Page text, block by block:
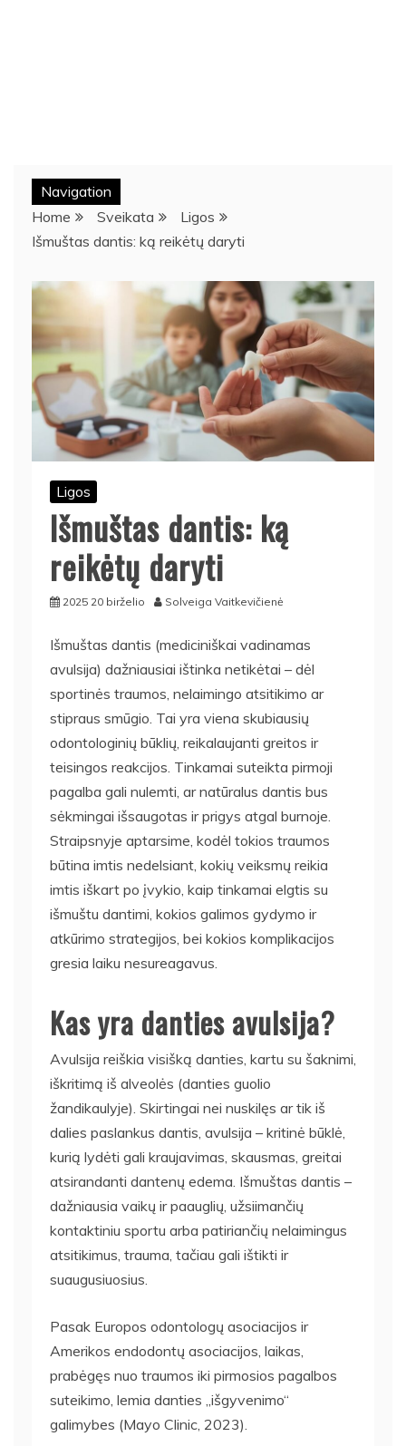
Navigation
Home
Sveikata
Ligos
Išmuštas dantis: ką reikėtų daryti
Ligos
Išmuštas dantis: ką
reikėtų daryti
2025 20 birželio Solveiga Vaitkevičienė
Išmuštas dantis (mediciniškai vadinamas
avulsija) dažniausiai ištinka netikėtai – dėl
sportinės traumos, nelaimingo atsitikimo ar
stipraus smūgio. Tai yra viena skubiausių
odontologinių būklių, reikalaujanti greitos ir
teisingos reakcijos. Tinkamai suteikta pirmoji
pagalba gali nulemti, ar natūralus dantis bus
sėkmingai išsaugotas ir prigys atgal burnoje.
Straipsnyje aptarsime, kodėl tokios traumos
būtina imtis nedelsiant, kokių veiksmų reikia
imtis iškart po įvykio, kaip tinkamai elgtis su
išmuštu dantimi, kokios galimos gydymo ir
atkūrimo strategijos, bei kokios komplikacijos
gresia laiku nesureagavus.
Kas yra danties avulsija?
Avulsija reiškia visišką danties, kartu su šaknimi,
iškritimą iš alveolės (danties guolio
žandikaulyje). Skirtingai nei nuskilęs ar tik iš
dalies paslankus dantis, avulsija – kritinė būklė,
kurią lydėti gali kraujavimas, skausmas, greitai
atsirandanti dantenų edema. Išmuštas dantis –
dažniausia vaikų ir paauglių, užsiimančių
kontaktiniu sportu arba patiriančių nelaimingus
atsitikimus, trauma, tačiau gali ištikti ir
suaugusiuosius.
Pasak Europos odontologų asociacijos ir
Amerikos endodontų asociacijos, laikas,
prabėgęs nuo traumos iki pirmosios pagalbos
suteikimo, lemia danties „išgyvenimo“
galimybes (Mayo Clinic, 2023).